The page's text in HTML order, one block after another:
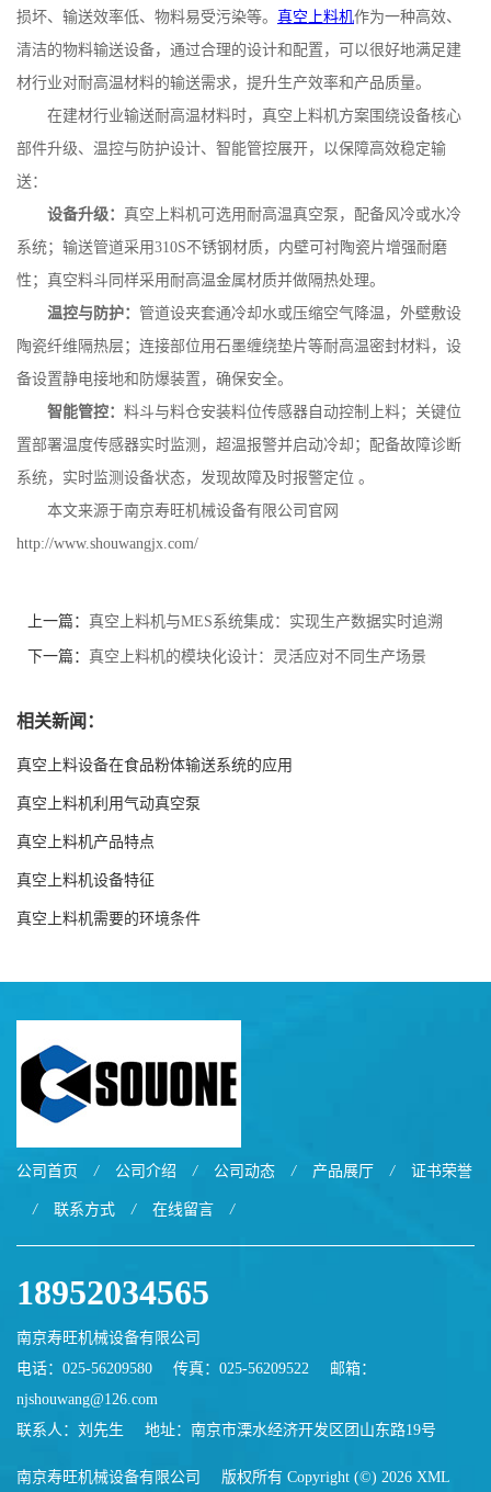
损坏、输送效率低、物料易受污染等。 真空上料机作为一种高效、
清洁的物料输送设备，通过合理的设计和配置，可以很好地满足建
材行业对耐高温材料的输送需求，提升生产效率和产品质量。
在建材行业输送耐高温材料时，真空上料机方案围绕设备核心
部件升级、温控与防护设计、智能管控展开，以保障高效稳定输
送：
设备升级：真空上料机可选用耐高温真空泵，配备风冷或水冷
系统；输送管道采用310S不锈钢材质，内壁可衬陶瓷片增强耐磨
性；真空料斗同样采用耐高温金属材质并做隔热处理。
温控与防护：管道设夹套通冷却水或压缩空气降温，外壁敷设
陶瓷纤维隔热层；连接部位用石墨缠绕垫片等耐高温密封材料，设
备设置静电接地和防爆装置，确保安全。
智能管控：料斗与料仓安装料位传感器自动控制上料；关键位
置部署温度传感器实时监测，超温报警并启动冷却；配备故障诊断
系统，实时监测设备状态，发现故障及时报警定位 。
本文来源于南京寿旺机械设备有限公司官网
http://www.shouwangjx.com/
上一篇： 真空上料机与MES系统集成：实现生产数据实时追溯
下一篇： 真空上料机的模块化设计：灵活应对不同生产场景
相关新闻：
真空上料设备在食品粉体输送系统的应用
真空上料机利用气动真空泵
真空上料机产品特点
真空上料机设备特征
真空上料机需要的环境条件
公司首页 / 公司介绍 / 公司动态 / 产品展厅 / 证书荣誉
/ 联系方式 / 在线留言 /
18952034565
南京寿旺机械设备有限公司
电话：025-56209580
传真：025-56209522
邮箱：
njshouwang@126.com
联系人：刘先生
地址：南京市溧水经济开发区团山东路19号
南京寿旺机械设备有限公司 版权所有 Copyright (©) 2026 XML